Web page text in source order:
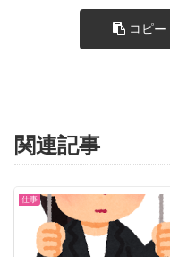
コピー
関連記事
仕事